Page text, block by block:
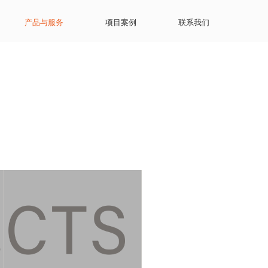
产品与服务 项目案例 联系我们